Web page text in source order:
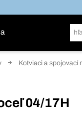
Kotviaci a spojovací
04/17H